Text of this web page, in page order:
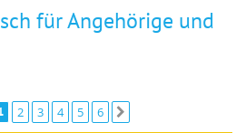
für Angehörige und
2 3 4 5 6